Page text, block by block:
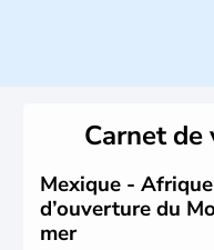
Histoire et
Mandela. Sa
Pretoria. L'Afrique
minières, notamment
Carnet de
Mexique -
d’ouverture du
mer